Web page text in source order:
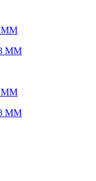
ММ
ММ
ММ
ММ